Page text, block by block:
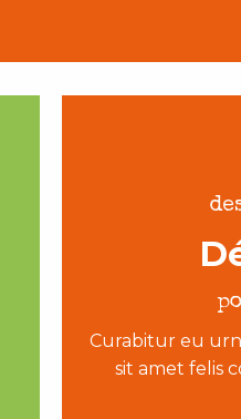
Curabitur eu
sit amet felis